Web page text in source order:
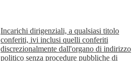
Incarichi dirigenziali, a qualsiasi titolo
conferiti, ivi inclusi quelli conferiti
discrezionalmente dall'organo di indirizzo
politico senza procedure pubbliche di